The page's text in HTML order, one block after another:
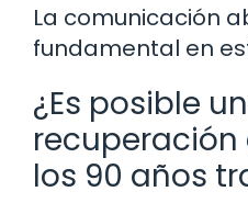
La comunicación
fundamental en
¿Es posible
los 90 años